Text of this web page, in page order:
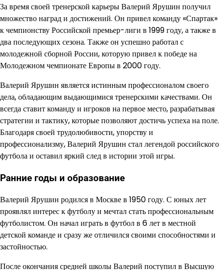
За время своей тренерской карьеры Валерий Ярушин получил
множество наград и достижений. Он привел команду «Спартак»
к чемпионству Российской премьер-лиги в 1999 году, а также в
два последующих сезона. Также он успешно работал с
молодежной сборной России, которую привел к победе на
Молодежном чемпионате Европы в 2000 году.
Валерий Ярушин является истинным профессионалом своего
дела, обладающим выдающимися тренерскими качествами. Он
всегда ставит команду и игроков на первое место, разрабатывая
стратегии и тактику, которые позволяют достичь успеха на поле.
Благодаря своей трудолюбивости, упорству и
профессионализму, Валерий Ярушин стал легендой российского
футбола и оставил яркий след в истории этой игры.
Ранние годы и образование
Валерий Ярушин родился в Москве в 1950 году. С юных лет
проявлял интерес к футболу и мечтал стать профессиональным
футболистом. Он начал играть в футбол в 6 лет в местной
детской команде и сразу же отличился своими способностями и
застойностью.
После окончания средней школы Валерий поступил в Высшую